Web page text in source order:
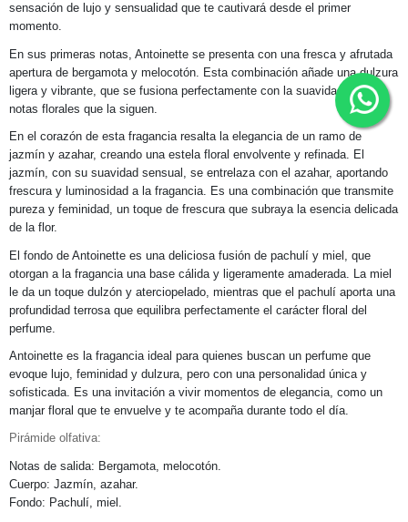
sensación de lujo y sensualidad que te cautivará desde el primer
momento.
En sus primeras notas, Antoinette se presenta con una fresca y afrutada
apertura de bergamota y melocotón. Esta combinación añade una dulzura
ligera y vibrante, que se fusiona perfectamente con la suavidad de las
notas florales que la siguen.
En el corazón de esta fragancia resalta la elegancia de un ramo de
jazmín y azahar, creando una estela floral envolvente y refinada. El
jazmín, con su suavidad sensual, se entrelaza con el azahar, aportando
frescura y luminosidad a la fragancia. Es una combinación que transmite
pureza y feminidad, un toque de frescura que subraya la esencia delicada
de la flor.
El fondo de Antoinette es una deliciosa fusión de pachulí y miel, que
otorgan a la fragancia una base cálida y ligeramente amaderada. La miel
le da un toque dulzón y aterciopelado, mientras que el pachulí aporta una
profundidad terrosa que equilibra perfectamente el carácter floral del
perfume.
Antoinette es la fragancia ideal para quienes buscan un perfume que
evoque lujo, feminidad y dulzura, pero con una personalidad única y
sofisticada. Es una invitación a vivir momentos de elegancia, como un
manjar floral que te envuelve y te acompaña durante todo el día.
Pirámide olfativa:
Notas de salida: Bergamota, melocotón.
Cuerpo: Jazmín, azahar.
Fondo: Pachulí, miel.